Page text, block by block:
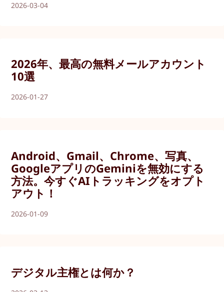
2026-03-04
2026年、最高の無料メールアカウント
10選
2026-01-27
Android、Gmail、Chrome、写真、
GoogleアプリのGeminiを無効にする
方法。今すぐAIトラッキングをオプト
アウト！
2026-01-09
デジタル主権とは何か？